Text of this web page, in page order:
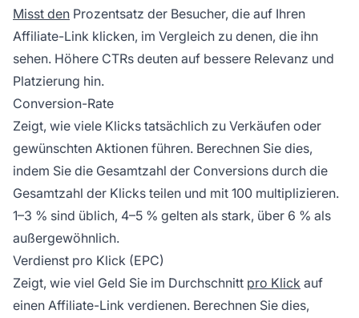
Misst den Prozentsatz der Besucher, die auf Ihren
Affiliate-Link klicken, im Vergleich zu denen, die ihn
sehen. Höhere CTRs deuten auf bessere Relevanz und
Platzierung hin.
Conversion-Rate
Zeigt, wie viele Klicks tatsächlich zu Verkäufen oder
gewünschten Aktionen führen. Berechnen Sie dies,
indem Sie die Gesamtzahl der Conversions durch die
Gesamtzahl der Klicks teilen und mit 100 multiplizieren.
1–3 % sind üblich, 4–5 % gelten als stark, über 6 % als
außergewöhnlich.
Verdienst pro Klick (EPC)
Zeigt, wie viel Geld Sie im Durchschnitt pro Klick auf
einen Affiliate-Link verdienen. Berechnen Sie dies,